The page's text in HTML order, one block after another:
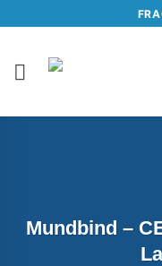
til
indhold
Mundbind –